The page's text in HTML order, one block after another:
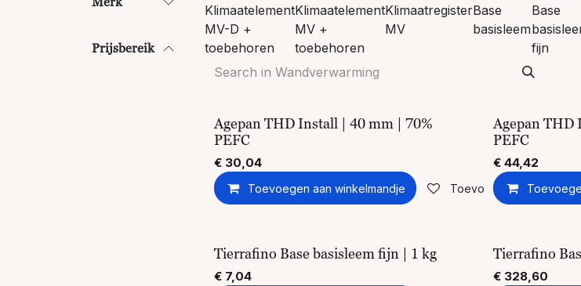
Prijsbereik
Klimaatelement
MV-D +
toebehoren
Klimaatelement
MV +
toebehoren
Klimaatregister
MV
Base
basisleem
Base
fijn
Agepan THD Install | 40 mm | 70%
PEFC
€ 30,04
Toevoegen aan winkelmandje Toevoegen aan
Agepan THD
PEFC
€ 44,42
Tierrafino Base basisleem fijn | 1 kg
€ 7,04
Tierrafino
€ 328,60